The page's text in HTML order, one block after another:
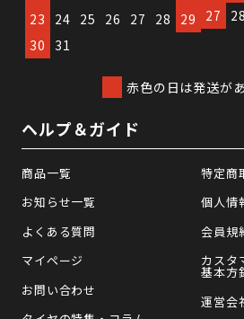
23
24 25 26 27 28
29
30
31
27
28
赤色の日は発送が
ヘルプ＆ガイド
商品一覧
お知らせ一覧
よくある質問
マイページ
お問い合わせ
特定商
個人情
会員規
カスタ
基本方
運営会